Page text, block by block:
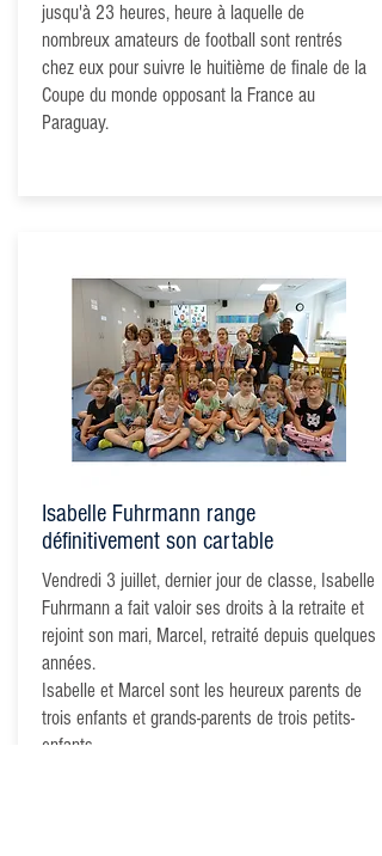
jusqu'à 23 heures, heure à laquelle de
nombreux amateurs de football sont rentrés
chez eux pour suivre le huitième de finale de la
Coupe du monde opposant la France au
Paraguay.
Isabelle Fuhrmann range
définitivement son cartable
Vendredi 3 juillet, dernier jour de classe, Isabelle
Fuhrmann a fait valoir ses droits à la retraite et
rejoint son mari, Marcel, retraité depuis quelques
années.
Isabelle et Marcel sont les heureux parents de
trois enfants et grands-parents de trois petits-
enfants.